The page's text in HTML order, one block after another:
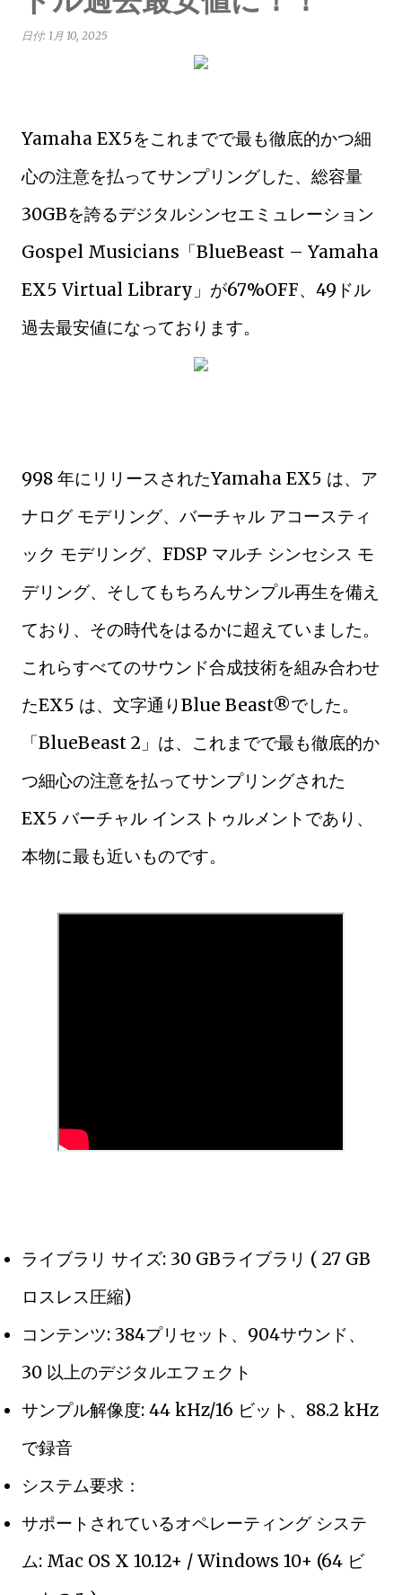
日付: 1月 10, 2025
Yamaha EX5をこれまでで最も徹底的かつ細
心の注意を払ってサンプリングした、総容量
30GBを誇るデジタルシンセエミュレーション
Gospel Musicians「BlueBeast – Yamaha
EX5 Virtual Library」が67%OFF、49ドル
過去最安値になっております。
998 年にリリースされたYamaha EX5 は、ア
ナログ モデリング、バーチャル アコースティ
ック モデリング、FDSP マルチ シンセシス モ
デリング、そしてもちろんサンプル再生を備え
ており、その時代をはるかに超えていました。
これらすべてのサウンド合成技術を組み合わせ
たEX5 は、文字通りBlue Beast®でした。
「BlueBeast 2」は、これまでで最も徹底的か
つ細心の注意を払ってサンプリングされた
EX5 バーチャル インストゥルメントであり、
本物に最も近いものです。
ライブラリ サイズ: 30 GBライブラリ ( 27 GB
ロスレス圧縮)
コンテンツ: 384プリセット、904サウンド、
30 以上のデジタルエフェクト
サンプル解像度: 44 kHz/16 ビット、88.2 kHz
で録音
システム要求：
サポートされているオペレーティング システ
ム: Mac OS X 10.12+ / Windows 10+ (64 ビ